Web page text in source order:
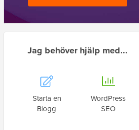
Jag behöver hjälp med...
Starta en
Blogg
WordPress
SEO